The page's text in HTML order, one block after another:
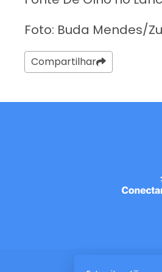
Foto: Buda Mendes/
Compartilhar